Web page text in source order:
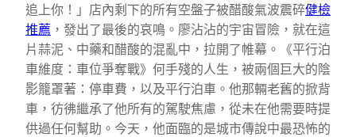
追上你！」店內剩下的所有空盤子被醋酸氣波震碎健檢
推薦 ，發出了最後的哀鳴。廖沾沾的宇宙冒險，就在這
片蒜泥、中藥和醋酸的混亂中，拉開了帷幕。《平行泊
車維度：車位爭奪戰》何手殘的人生，被兩個巨大的陰
影籠罩著：停車費，以及平行泊車。他那輛老舊的掀背
車，彷彿繼承了他所有的駕駛焦慮，從未在他需要時提
供過任何幫助。今天，他面臨的是城市傳說中最恐怖的